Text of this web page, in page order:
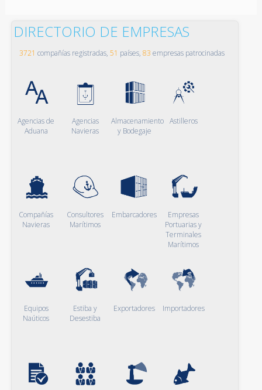
DIRECTORIO DE EMPRESAS
3721 compañías registradas, 51 países, 83 empresas patrocinadas
Agencias de
Aduana
Agencias
Navieras
Almacenamiento
y Bodegaje
Astilleros
Compañías
Navieras
Consultores
Marítimos
Embarcadores
Empresas
Portuarias y
Terminales
Marítimos
Equipos
Naúticos
Estiba y
Desestiba
Exportadores Importadores